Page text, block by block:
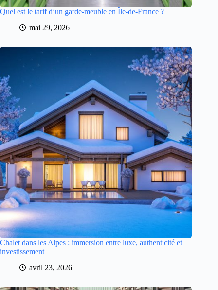
Quel est le tarif d’un garde-meuble en Île-de-France ?
mai 29, 2026
Chalet dans les Alpes : immersion entre luxe, authenticité et
investissement
avril 23, 2026